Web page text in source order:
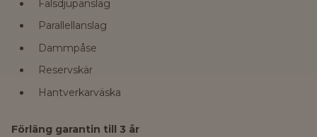
Falsdjupanslag
Parallellanslag
Dammpåse
Reservskär
Hantverkarväska
Förläng garantin till 3 år